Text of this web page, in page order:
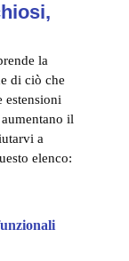
la
di ciò che
estensioni
il
a
elenco: